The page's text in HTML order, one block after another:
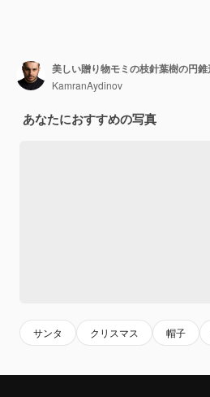
KamranAydinov
あなたにおすすめの写真
サンタ クリスマス 帽子